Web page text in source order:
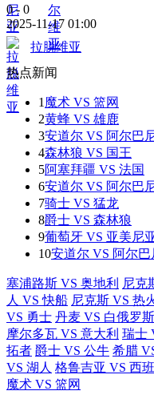
0 - 0
2025-11-17 01:00
拉脱维亚
热点新闻
1 魔术 VS 篮网
2黄蜂 VS 雄鹿
3安道尔 VS 阿尔巴
4森林狼 VS 国王
5阿塞拜疆 VS 法国
6安道尔 VS 阿尔巴
7骑士 VS 猛龙
8爵士 VS 森林狼
9葡萄牙 VS 亚美尼
10安道尔 VS 阿尔巴
塞浦路斯 VS 奥地利 尼克
人 VS 快船 尼克斯 VS 热
VS 勇士 丹麦 VS 白俄罗斯
摩尔多瓦 VS 意大利 瑞士
拓者 爵士 VS 公牛 希腊
VS 湖人 格鲁吉亚 VS 西
魔术 VS 篮网